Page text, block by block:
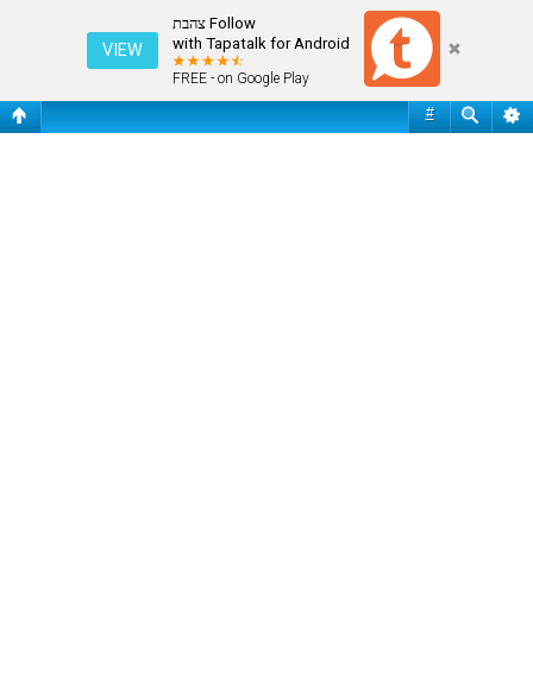
Follow צהבת
with Tapatalk for Android
FREE - on Google Play
VIEW
#
כדורסל מאירופה והעולם